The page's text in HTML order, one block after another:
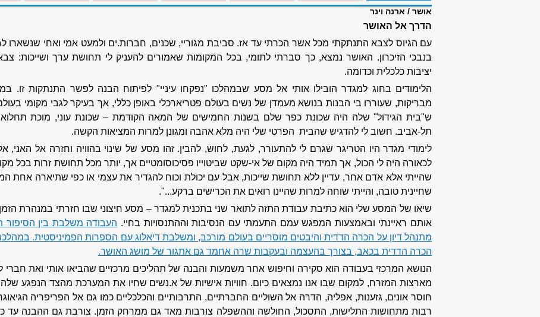
אושר / ארנה וינר
הדרך אל האושר
עם הגיוס לצבא התנתקתי מכל אשר הכרתי עד אז. סביבת מגוריי, שכנים, חברות.ים ולמעט אמי ואחי שנשארו
בנבכי הזיכרון. האושר נמצא, כך סברתי לתומי, בכל המקומות שאמורים להעניק לי תחושת ערך ושייכות:
יציבות כלכלית וכדומה.
הלימודים בחוג למגדר הובילו אותי אל מסע שבמהלכו "נפקחו עיניי" לפיתוח הבנה לפשר התנתקות זו.
מבריקות, שעוררו בי הבנות בנושא מעמדן של נשים בעולם פטריארכלי באופן כללי, אך בעיקר לגבי מקומי
ש"בית הגידול" שלה היה שכונת כפר שלם בשנות החמישים של המאה הקודמת – שכונת עוני, מוכת
תל-אביב. חשוב לי להדגיש שהבית הפרטי שלי היה מלא אהבה ומגונן למרות המציאות הקשה.
לימודי מגדר היו הטריגר שגרם לי להתעורר, לגעת, לחוש, להבין. זהו מסע של שינוי בהוויה וחזרה אל
לכאורה היה לי הכול, אך תמיד היה מקום של אי-שקט שביטוייו פסיכוסומטיים אך, יותר מכל תחושת זרות בכל
שהייתי אלא אדם אחר, עדיין ללא תחושת שייכות, אבל עם יכולת וכוח להגדיר את עצמי או כפי שתיארה אחת
שחיינית טובה, והייתי שוחה למרות שהיינו רואים את הכרישים ברקע...".
אותם ראיינתי ובאמצעות המפגש עמם התעמתי עם הנסיבות וההתנסויות בחיי. העבודה משלבת בין הסיפור
מתנהל דיון על הכרה הדדית והיבטים מוסריים בעולם מורכב, ומשלבת דיאלוג עם הספרות הפמיניסטית.
הכרה הדדית בכאב, בצורך בהעצמה ובעקבות שרה אחמד גם אתגור של מושג האושר.
הנושא המרכזי בעבודה הוא סקירה וחיפוש אחר משמעות והבנה של תהליכים מרכזיים שהביאו אותי ואת חברי
מארצות המזרח, למקום שבו אנו נמצאים כיום. חוויות אישיות של א.נשים שחיו את המערכת מהצד הנפגע שלה.
חוסר אונים, גזענות, אפליה, הדרה אל השוליים החברתיים, התרבותיים והכלכליים כמו גם אל הפריפריה
רבות מתחושות התלישות, התסכול, החולשה וההשפלה צורבות מאד גם ממרחק הזמן. צורבת גם ההבנה עד